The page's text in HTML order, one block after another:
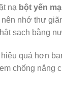
nạ bột yến
nhớ thư
sạch bằng
quả hơn
chống nắng